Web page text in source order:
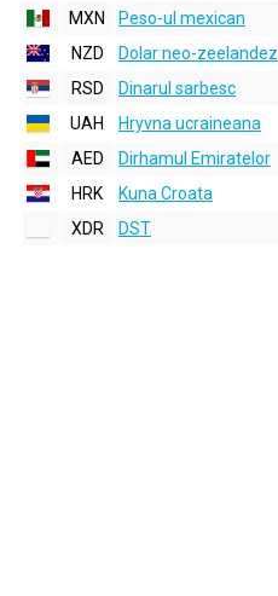
MXN
Peso-ul mexican
NZD
Dolar neo-zeelandez
RSD
Dinarul sarbesc
UAH
Hryvna ucraineana
AED
Dirhamul Emiratelor
HRK
Kuna Croata
XDR
DST